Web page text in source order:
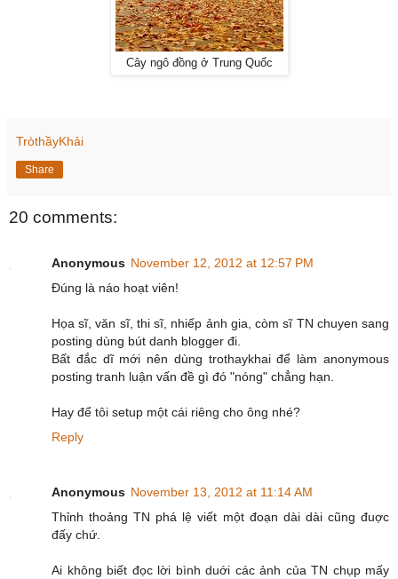
Cây ngô đồng ở Trung Quốc
TròthầyKhải
Share
20 comments:
Anonymous November 12, 2012 at 12:57 PM
Đúng là náo hoạt viên!
Họa sĩ, văn sĩ, thi sĩ, nhiếp ảnh gia, còm sĩ TN chuyen sang
posting dùng bút danh blogger đi.
Bất đắc dĩ mới nên dùng trothaykhai để làm anonymous
posting tranh luận vấn đề gì đó "nóng" chẳng hạn.
Hay để tôi setup một cái riêng cho ông nhé?
Reply
Anonymous November 13, 2012 at 11:14 AM
Thỉnh thoảng TN phá lệ viết một đoạn dài dài cũng đuợc
đấy chứ.
Ai không biết đọc lời bình duới các ảnh của TN chụp mấy